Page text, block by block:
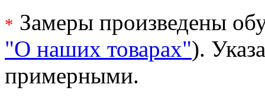
* Замеры произведены
"О наших товарах").
примерными.